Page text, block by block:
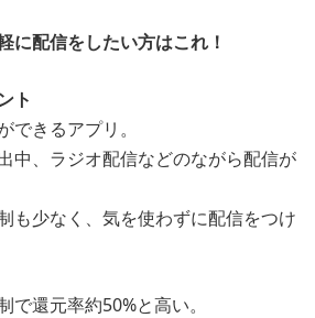
に配信をしたい方はこれ！
ト
できるアプリ。
中、ラジオ配信などのながら配信が
も少なく、気を使わずに配信をつけ
で還元率約50%と高い。